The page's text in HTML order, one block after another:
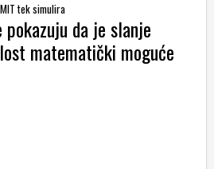
tek simulira
da je slanje
matematički moguće